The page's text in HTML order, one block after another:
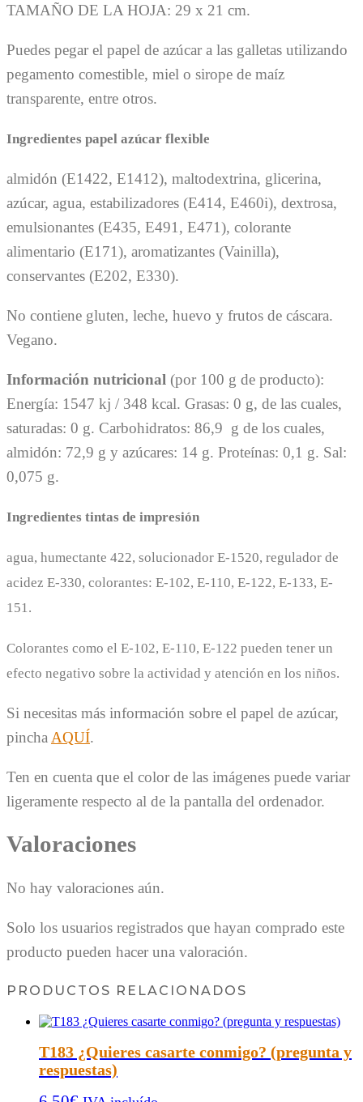
TAMAÑO DE LA HOJA: 29 x 21 cm.
Puedes pegar el papel de azúcar a las galletas utilizando
pegamento comestible, miel o sirope de maíz
transparente, entre otros.
Ingredientes papel azúcar flexible
almidón (E1422, E1412), maltodextrina, glicerina,
azúcar, agua, estabilizadores (E414, E460i), dextrosa,
emulsionantes (E435, E491, E471), colorante
alimentario (E171), aromatizantes (Vainilla),
conservantes (E202, E330).
No contiene gluten, leche, huevo y frutos de cáscara.
Vegano.
Información nutricional (por 100 g de producto):
Energía: 1547 kj / 348 kcal. Grasas: 0 g, de las cuales,
saturadas: 0 g. Carbohidratos: 86,9 g de los cuales,
almidón: 72,9 g y azúcares: 14 g. Proteínas: 0,1 g. Sal:
0,075 g.
Ingredientes tintas de impresión
agua, humectante 422, solucionador E-1520, regulador de
acidez E-330, colorantes: E-102, E-110, E-122, E-133, E-
151.
Colorantes como el E-102, E-110, E-122 pueden tener un
efecto negativo sobre la actividad y atención en los niños.
Si necesitas más información sobre el papel de azúcar,
pincha AQUÍ.
Ten en cuenta que el color de las imágenes puede variar
ligeramente respecto al de la pantalla del ordenador.
Valoraciones
No hay valoraciones aún.
Solo los usuarios registrados que hayan comprado este
producto pueden hacer una valoración.
PRODUCTOS RELACIONADOS
T183 ¿Quieres casarte conmigo? (pregunta y
respuestas)